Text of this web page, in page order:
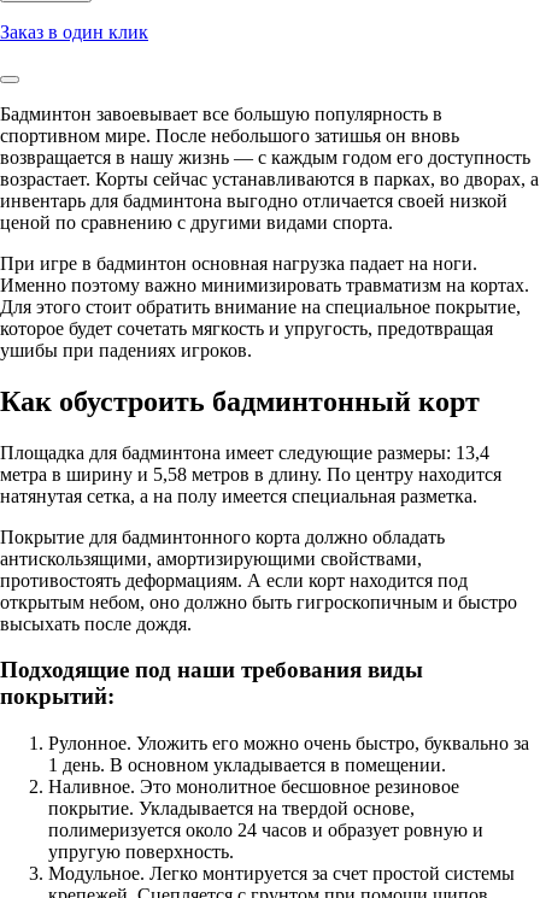
Заказ в один клик
Бадминтон завоевывает все большую популярность в
спортивном мире. После небольшого затишья он вновь
возвращается в нашу жизнь — с каждым годом его доступность
возрастает. Корты сейчас устанавливаются в парках, во дворах, а
инвентарь для бадминтона выгодно отличается своей низкой
ценой по сравнению с другими видами спорта.
При игре в бадминтон основная нагрузка падает на ноги.
Именно поэтому важно минимизировать травматизм на кортах.
Для этого стоит обратить внимание на специальное покрытие,
которое будет сочетать мягкость и упругость, предотвращая
ушибы при падениях игроков.
Как обустроить бадминтонный корт
Площадка для бадминтона имеет следующие размеры: 13,4
метра в ширину и 5,58 метров в длину. По центру находится
натянутая сетка, а на полу имеется специальная разметка.
Покрытие для бадминтонного корта должно обладать
антискользящими, амортизирующими свойствами,
противостоять деформациям. А если корт находится под
открытым небом, оно должно быть гигроскопичным и быстро
высыхать после дождя.
Подходящие под наши требования виды
покрытий:
Рулонное. Уложить его можно очень быстро, буквально за
1 день. В основном укладывается в помещении.
Наливное. Это монолитное бесшовное резиновое
покрытие. Укладывается на твердой основе,
полимеризуется около 24 часов и образует ровную и
упругую поверхность.
Модульное. Легко монтируется за счет простой системы